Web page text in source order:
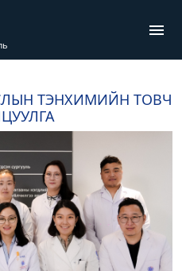
menu
ТЭНХИМИЙН ТОВЧ